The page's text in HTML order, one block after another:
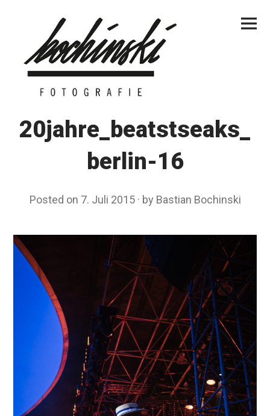
Menu
20jahre_beatstseaks_
berlin-16
Posted on 7. Juli 2015 by Bastian Bochinski